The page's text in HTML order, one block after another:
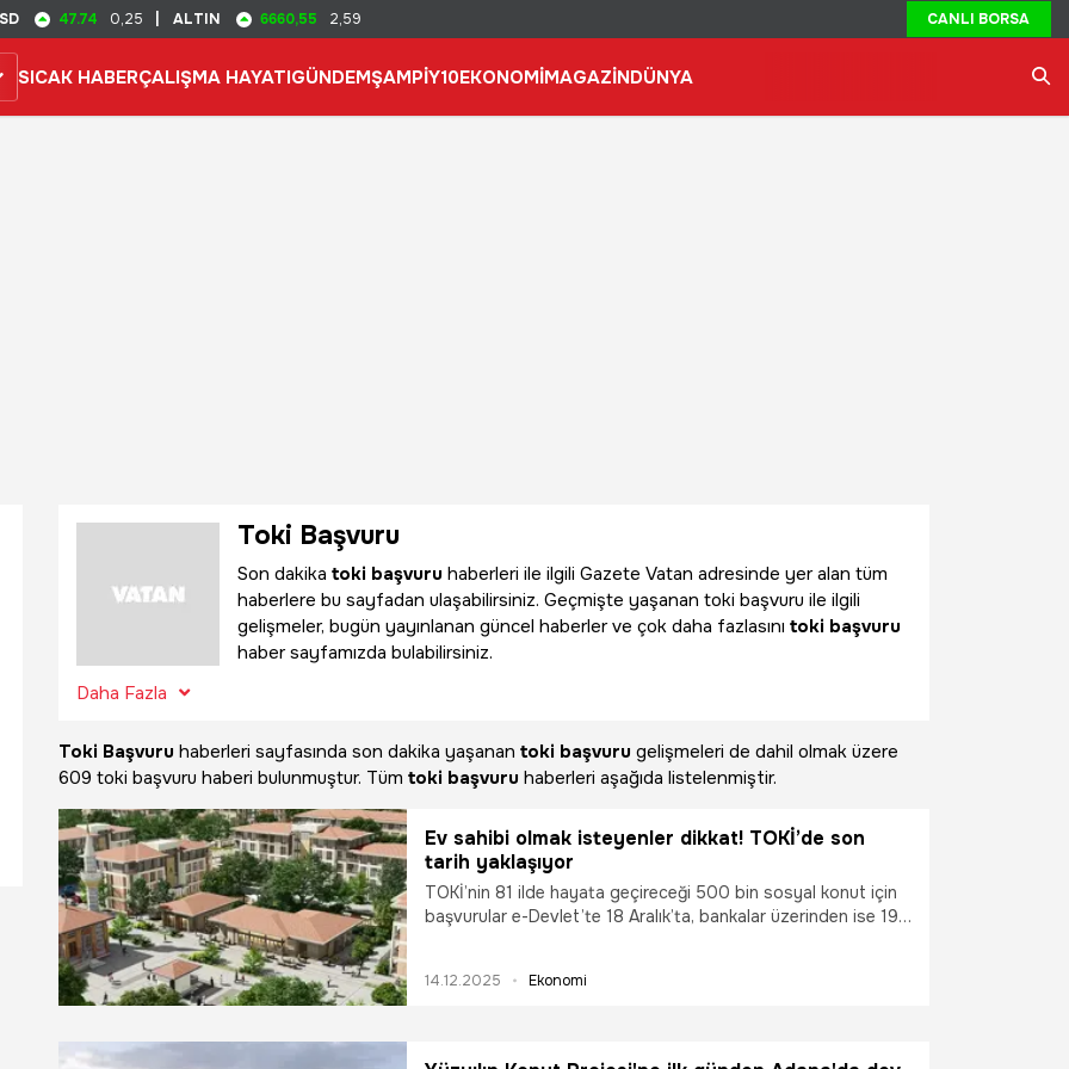
47.74 0,25 ALTIN 6660,55 2,59 CANLI BORSA
SICAK HABERÇALIŞMA HAYATIGÜNDEMŞAMPİY10EKONOMİMAGAZİNDÜNYA
Toki Başvuru
Son dakika toki başvuru haberleri ile ilgili Gazete Vatan adresinde yer alan tüm
haberlere bu sayfadan ulaşabilirsiniz. Geçmişte yaşanan toki başvuru ile ilgili
gelişmeler, bugün yayınlanan güncel haberler ve çok daha fazlasını toki başvuru
haber sayfamızda bulabilirsiniz.
Daha Fazla
Toki Başvuru haberleri sayfasında son dakika yaşanan toki başvuru gelişmeleri de dahil olmak üzere
609 toki başvuru haberi bulunmuştur. Tüm toki başvuru haberleri aşağıda listelenmiştir.
Ev sahibi olmak isteyenler dikkat! TOKİ’de son
tarih yaklaşıyor
TOKİ’nin 81 ilde hayata geçireceği 500 bin sosyal konut için
başvurular e-Devlet’te 18 Aralık’ta, bankalar üzerinden ise 19
14.12.2025 Ekonomi